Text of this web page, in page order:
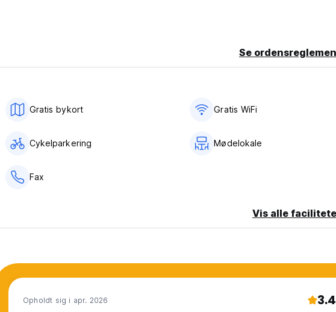
Se
Gratis bykort Gratis WiFi
Cykelparkering Mødelokale
Fax
Vis alle
Opholdt sig i apr. 2026 3.4